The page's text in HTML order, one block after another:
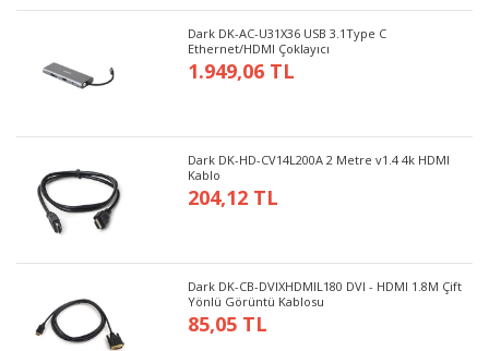
Dark DK-AC-U31X36 USB 3.1Type C
Ethernet/HDMI Çoklayıcı
1.949,06 TL
Dark DK-HD-CV14L200A 2 Metre v1.4 4k HDMI
Kablo
204,12 TL
Dark DK-CB-DVIXHDMIL180 DVI - HDMI 1.8M Çift
Yönlü Görüntü Kablosu
85,05 TL